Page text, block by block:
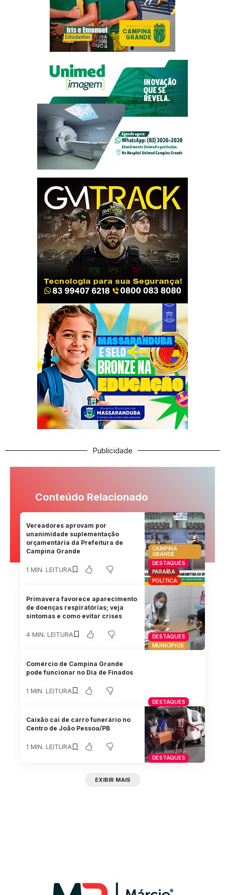
Publicidade
Conteúdo Relacionado
CAMPINA
GRANDE
DESTAQUES
PARAÍBA
POLÍTICA
Vereadores aprovam por
unanimidade suplementação
orçamentária da Prefeitura de
Campina Grande
1 MIN. LEITURA
DESTAQUES
MUNICÍPIOS
Primavera favorece aparecimento
de doenças respiratórias; veja
sintomas e como evitar crises
4 MIN. LEITURA
DESTAQUES
Comércio de Campina Grande
pode funcionar no Dia de Finados
1 MIN. LEITURA
DESTAQUES
Caixão cai de carro funerário no
Centro de João Pessoa/PB
1 MIN. LEITURA
EXIBIR MAIS